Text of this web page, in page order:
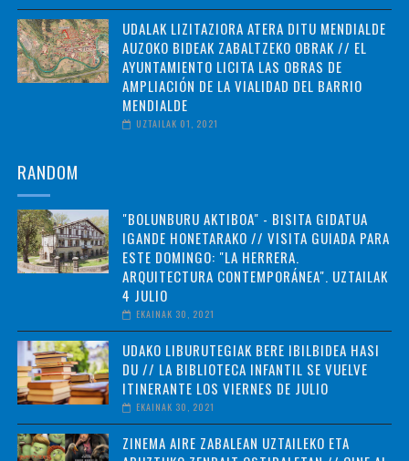
UDALAK LIZITAZIORA ATERA DITU MENDIALDE
AUZOKO BIDEAK ZABALTZEKO OBRAK // EL
AYUNTAMIENTO LICITA LAS OBRAS DE
AMPLIACIÓN DE LA VIALIDAD DEL BARRIO
MENDIALDE
UZTAILAK 01, 2021
RANDOM
"BOLUNBURU AKTIBOA" - BISITA GIDATUA
IGANDE HONETARAKO // VISITA GUIADA PARA
ESTE DOMINGO: "LA HERRERA.
ARQUITECTURA CONTEMPORÁNEA". UZTAILAK
4 JULIO
EKAINAK 30, 2021
UDAKO LIBURUTEGIAK BERE IBILBIDEA HASI
DU // LA BIBLIOTECA INFANTIL SE VUELVE
ITINERANTE LOS VIERNES DE JULIO
EKAINAK 30, 2021
ZINEMA AIRE ZABALEAN UZTAILEKO ETA